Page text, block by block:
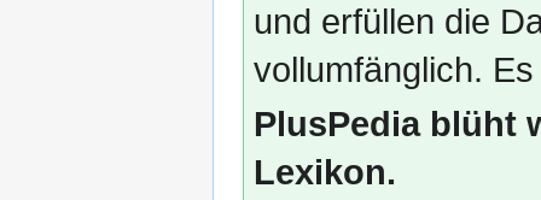
und erfüllen die
vollumfänglich.
PlusPedia blüht
Lexikon.